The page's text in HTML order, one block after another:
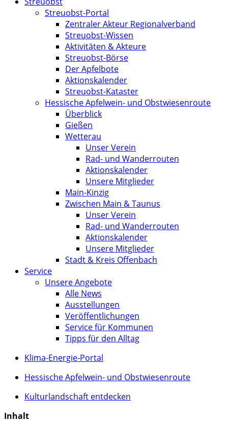
Streuobst-Portal
Zentraler Akteur Regionalverband
Streuobst-Wissen
Aktivitäten & Akteure
Streuobst-Börse
Der Apfelbote
Aktionskalender
Streuobst-Kataster
Hessische Apfelwein- und Obstwiesenroute
Überblick
Gießen
Wetterau
Unser Verein
Rad- und Wanderrouten
Aktionskalender
Unsere Mitglieder
Main-Kinzig
Zwischen Main & Taunus
Unser Verein
Rad- und Wanderrouten
Aktionskalender
Unsere Mitglieder
Stadt & Kreis Offenbach
Service
Unsere Angebote
Alle News
Ausstellungen
Veröffentlichungen
Service für Kommunen
Tipps für den Alltag
Klima-Energie-Portal
Hessische Apfelwein- und Obstwiesenroute
Kulturlandschaft entdecken
Inhalt